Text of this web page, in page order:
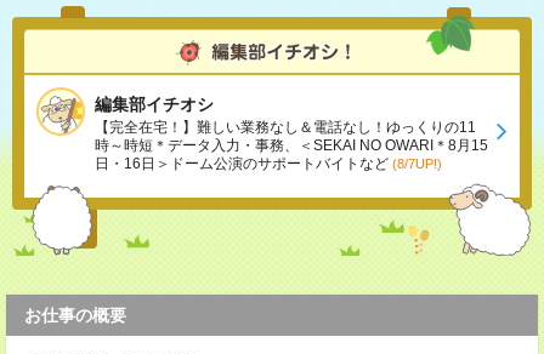
編集部イチオシ
【完全在宅！】難しい業務なし＆電話なし！ゆっくりの11
時～時短＊データ入力・事務、＜SEKAI NO OWARI＊8月15
日・16日＞ドーム公演のサポートバイトなど (8/7UP!)
お仕事の概要